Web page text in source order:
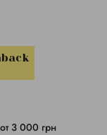
3 000 грн